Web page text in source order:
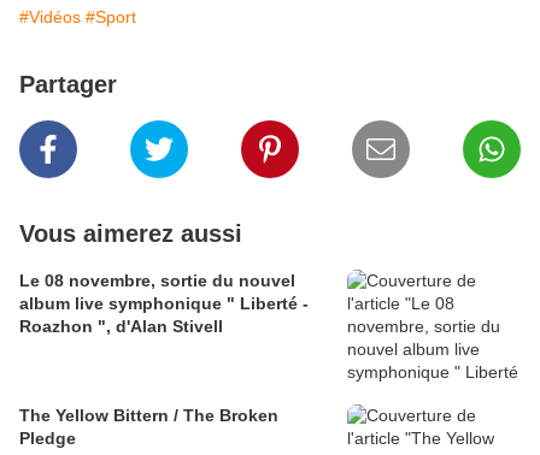
#Vidéos #Sport
Partager
Vous aimerez aussi
Le 08 novembre, sortie du nouvel
album live symphonique " Liberté -
Roazhon ", d'Alan Stivell
The Yellow Bittern / The Broken
Pledge